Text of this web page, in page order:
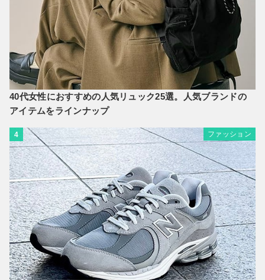
40代女性におすすめの人気リュック25選。人気ブランドの
アイテムをラインナップ
4 ファッション